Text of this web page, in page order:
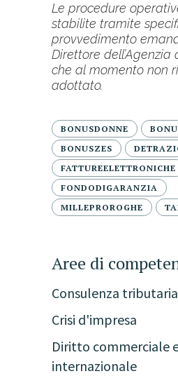
Le procedure
stabilite tramite
provvedimento
Direttore dell’Agenzia
che al momento non
adottato.
BONUSDONNE
BONUSZES
FATTUREELETTRONICHE
FONDODIGARANZIA
MILLEPROROGHE
Aree di
Consulenza
Crisi d'impresa
Diritto commerciale
internazionale